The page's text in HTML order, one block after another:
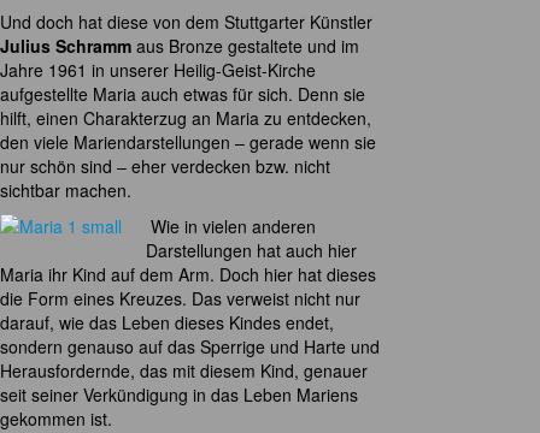
Und doch hat diese von dem Stuttgarter Künstler
Julius Schramm aus Bronze gestaltete und im
Jahre 1961 in unserer Heilig-Geist-Kirche
aufgestellte Maria auch etwas für sich. Denn sie
hilft, einen Charakterzug an Maria zu entdecken,
den viele Mariendarstellungen – gerade wenn sie
nur schön sind – eher verdecken bzw. nicht
sichtbar machen.
Wie in vielen anderen
Darstellungen hat auch hier
Maria ihr Kind auf dem Arm. Doch hier hat dieses
die Form eines Kreuzes. Das verweist nicht nur
darauf, wie das Leben dieses Kindes endet,
sondern genauso auf das Sperrige und Harte und
Herausfordernde, das mit diesem Kind, genauer
seit seiner Verkündigung in das Leben Mariens
gekommen ist.